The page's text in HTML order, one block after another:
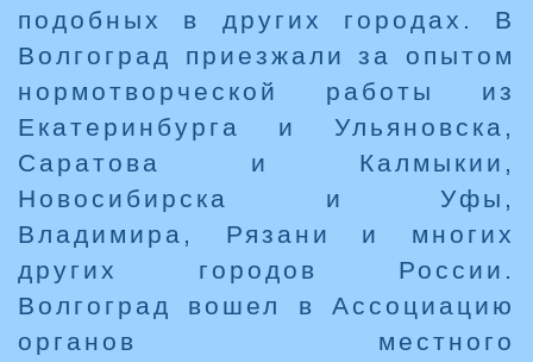
подобных в других городах. В
Волгоград приезжали за опытом
нормотворческой работы из
Екатеринбурга и Ульяновска,
Саратова и Калмыкии,
Новосибирска и Уфы,
Владимира, Рязани и многих
других городов России.
Волгоград вошел в Ассоциацию
органов местного